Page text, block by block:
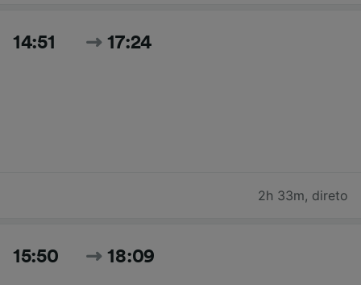
14:51 17:24
2h 33m, direto
15:50 18:09